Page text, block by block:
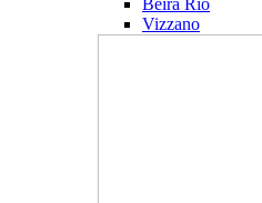
Vizzano